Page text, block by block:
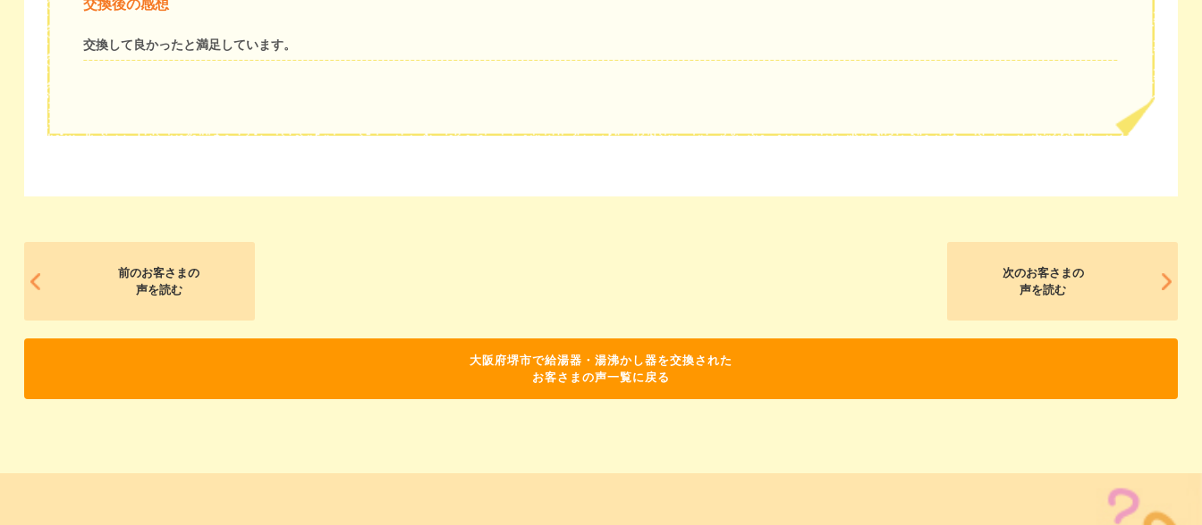
交換後の感想
交換して良かったと満足しています。
前のお客さまの
声を読む
次のお客さまの
声を読む
大阪府堺市で給湯器・湯沸かし器を交換された
お客さまの声一覧に戻る